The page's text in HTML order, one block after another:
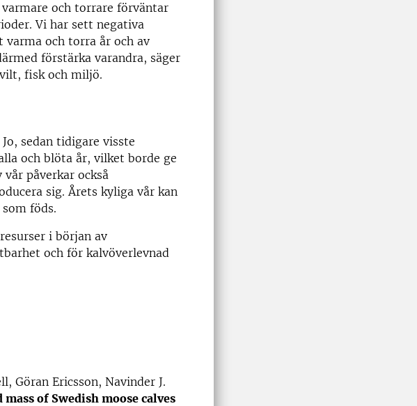
och torrare förväntar
Vi har sett negativa
varma och torra år och av
förstärka varandra, säger
fisk och miljö.
sedan tidigare visste
och blöta år, vilket borde ge
påverkar också
sig. Årets kyliga vår kan
föds.
i början av
och för kalvöverlevnad
Göran Ericsson, Navinder J.
of Swedish moose calves